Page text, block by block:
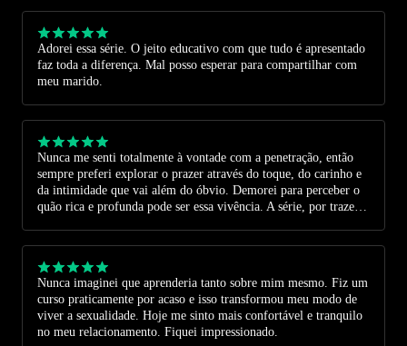
descobri que estava enganada. Mesmo sendo uma pessoa aberta
sobre sexualidade, percebi que ainda tinha muito a aprender
sobre mim. Obrigada pelas aulas tão preciosas e por lembrarem
que cuidar de si é fundamental.
Adorei essa série. O jeito educativo com que tudo é apresentado
faz toda a diferença. Mal posso esperar para compartilhar com
meu marido.
Nunca me senti totalmente à vontade com a penetração, então
sempre preferi explorar o prazer através do toque, do carinho e
da intimidade que vai além do óbvio. Demorei para perceber o
quão rica e profunda pode ser essa vivência. A série, por trazer o
conteúdo também para nós, homens. É gratificante poder
retribuir isso no relacionamento. Obrigado.
Nunca imaginei que aprenderia tanto sobre mim mesmo. Fiz um
curso praticamente por acaso e isso transformou meu modo de
viver a sexualidade. Hoje me sinto mais confortável e tranquilo
no meu relacionamento. Fiquei impressionado.